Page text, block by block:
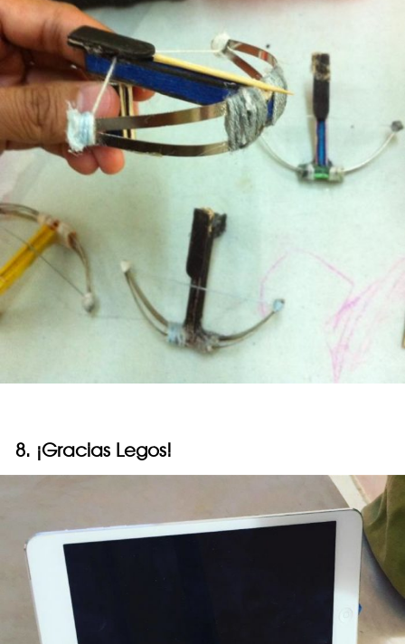
8. ¡Gracias Legos!